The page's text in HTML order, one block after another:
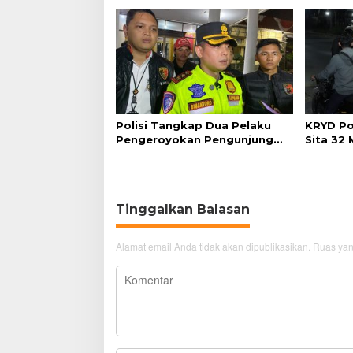
Polisi Tangkap Dua Pelaku
Pengeroyokan Pengunjung
KRYD
Sita 32
Tinggalkan Balasan
Alamat email Anda tidak akan dipublikasikan. Ruas